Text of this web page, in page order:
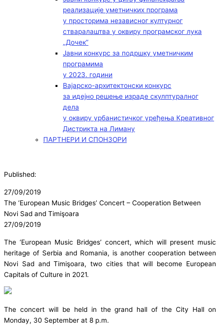
реализације уметничких програма
у просторима независног културног
стваралаштва у оквиру програмског лука
„Дочек”
Јавни конкурс за подршку уметничким
програмима
у 2023. години
Вајарско-архитектонски конкурс
за идејно решење израде скулптуралног
дела
у оквиру урбанистичког уређења Креативног
Дистрикта на Лиману
ПАРТНЕРИ И СПОНЗОРИ
Published:
27/09/2019
The ‘European Music Bridges’ Concert – Cooperation Between
Novi Sad and Timişoara
27/09/2019
The ‘European Music Bridges’ concert, which will present music
heritage of Serbia and Romania, is another cooperation between
Novi Sad and Timişoara, two cities that will become European
Capitals of Culture in 2021.
The concert will be held in the grand hall of the City Hall on
Monday, 30 September at 8 p.m.